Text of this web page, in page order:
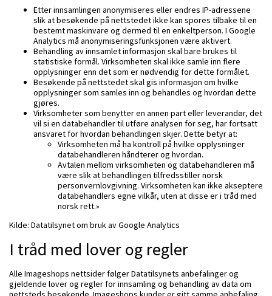
Etter innsamlingen anonymiseres eller endres IP-adressene
slik at besøkende på nettstedet ikke kan spores tilbake til en
bestemt maskinvare og dermed til en enkeltperson. I Google
Analytics må anonymiseringsfunksjonen være aktivert.
Behandling av innsamlet informasjon skal bare brukes til
statistiske formål. Virksomheten skal ikke samle inn flere
opplysninger enn det som er nødvendig for dette formålet.
Besøkende på nettstedet skal gis informasjon om hvilke
opplysninger som samles inn og behandles og hvordan dette
gjøres.
Virksomheter som benytter en annen part eller leverandør, det
vil si en databehandler til utføre analysen for seg, har fortsatt
ansvaret for hvordan behandlingen skjer. Dette betyr at:
Virksomheten må ha kontroll på hvilke opplysninger
databehandleren håndterer og hvordan.
Avtalen mellom virksomheten og databehandleren må
være slik at behandlingen tilfredsstiller norsk
personvernlovgivning. Virksomheten kan ikke akseptere
databehandlers egne vilkår, uten at disse er i tråd med
norsk rett.»
Kilde: Datatilsynet om bruk av Google Analytics
I tråd med lover og regler
Alle Imageshops nettsider følger Datatilsynets anbefalinger og
gjeldende lover og regler for innsamling og behandling av data om